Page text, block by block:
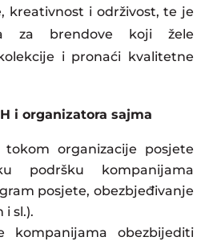
kreativnost i održivost, te je
za brendove koji žele
i pronaći kvalitetne
i organizatora sajma
tokom organizacije posjete
podršku kompanijama
posjete, obezbjeđivanje
i sl.).
kompanijama obezbijediti